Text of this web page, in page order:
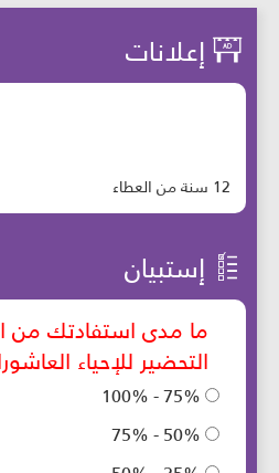
إعلانات
12 سنة من العطاء
إستبيان